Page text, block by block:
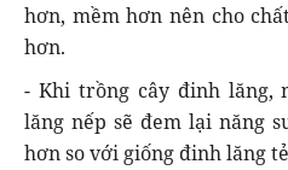
hơn, mềm hơn nên cho
hơn.
- Khi trồng cây đinh lăng,
lăng nếp sẽ đem lại năng
hơn so với giống đinh lăng